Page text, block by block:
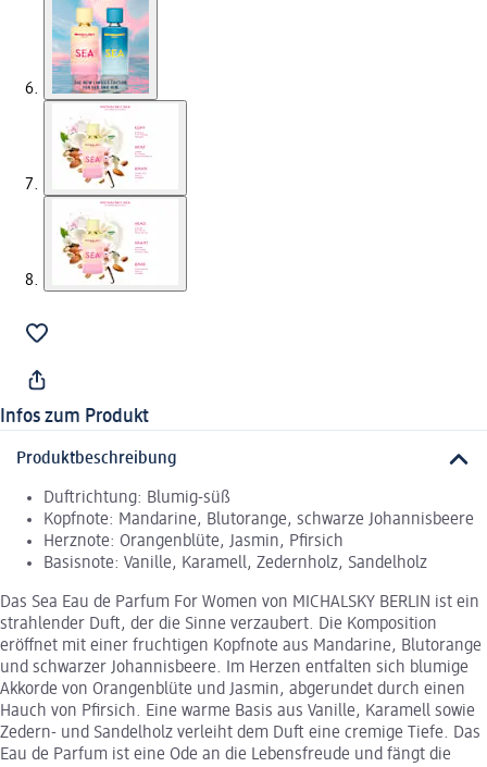
Infos zum Produkt
Produktbeschreibung
Duftrichtung: Blumig-süß
Kopfnote: Mandarine, Blutorange, schwarze Johannisbeere
Herznote: Orangenblüte, Jasmin, Pfirsich
Basisnote: Vanille, Karamell, Zedernholz, Sandelholz
Das Sea Eau de Parfum For Women von MICHALSKY BERLIN ist ein
strahlender Duft, der die Sinne verzaubert. Die Komposition
eröffnet mit einer fruchtigen Kopfnote aus Mandarine, Blutorange
und schwarzer Johannisbeere. Im Herzen entfalten sich blumige
Akkorde von Orangenblüte und Jasmin, abgerundet durch einen
Hauch von Pfirsich. Eine warme Basis aus Vanille, Karamell sowie
Zedern- und Sandelholz verleiht dem Duft eine cremige Tiefe. Das
Eau de Parfum ist eine Ode an die Lebensfreude und fängt die